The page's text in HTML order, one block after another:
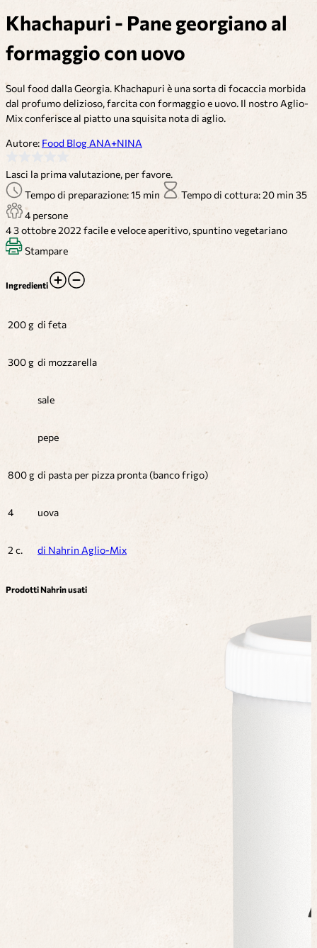
Khachapuri - Pane georgiano al
formaggio con uovo
Soul food dalla Georgia. Khachapuri è una sorta di focaccia morbida
dal profumo delizioso, farcita con formaggio e uovo. Il nostro Aglio-
Mix conferisce al piatto una squisita nota di aglio.
Autore: Food Blog ANA+NINA
Lasci la prima valutazione, per favore.
Tempo di preparazione: 15 min
Tempo di cottura: 20 min 35
4 persone
43 ottobre 2022 facile e veloceaperitivo, spuntinovegetariano
Stampare
Ingredienti
200 g di feta
300 g di mozzarella
sale
pepe
800 g di pasta per pizza pronta (banco frigo)
4 uova
2 c. di Nahrin Aglio-Mix
Prodotti Nahrin usati